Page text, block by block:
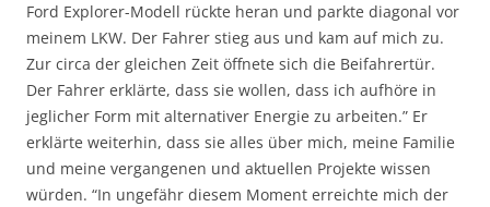
Ford Explorer-Modell rückte heran und parkte diagonal vor
meinem LKW. Der Fahrer stieg aus und kam auf mich zu.
Zur circa der gleichen Zeit öffnete sich die Beifahrertür.
Der Fahrer erklärte, dass sie wollen, dass ich aufhöre in
jeglicher Form mit alternativer Energie zu arbeiten.” Er
erklärte weiterhin, dass sie alles über mich, meine Familie
und meine vergangenen und aktuellen Projekte wissen
würden. “In ungefähr diesem Moment erreichte mich der